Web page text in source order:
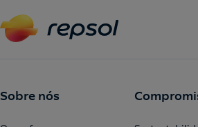
Sobre nós